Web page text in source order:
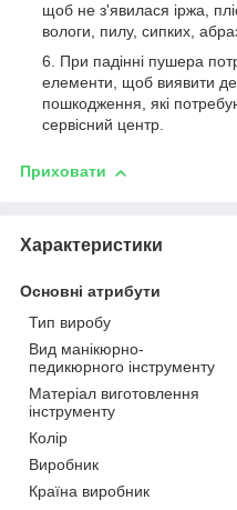
щоб не з'явилася іржа,
вологи, пилу, сипких,
При падінні пушера
елементи, щоб виявити
пошкодження, які
сервісний центр.
Приховати
Характеристики
Основні атрибути
Тип виробу
Вид манікюрно-
педикюрного інструменту
Матеріал виготовлення
інструменту
Колір
Виробник
Країна виробник